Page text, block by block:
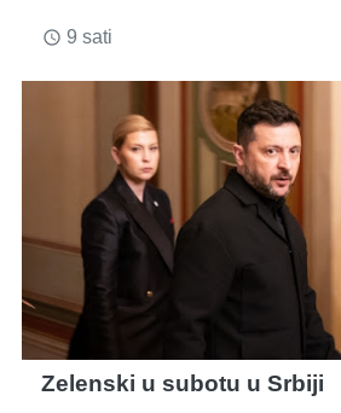
access_time 9 sati
Zelenski u subotu u Srbiji